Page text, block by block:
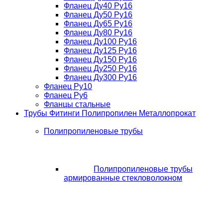
Фланец Ду40 Ру16
Фланец Ду50 Ру16
Фланец Ду65 Ру16
Фланец Ду80 Ру16
Фланец Ду100 Ру16
Фланец Ду125 Ру16
Фланец Ду150 Ру16
Фланец Ду250 Ру16
Фланец Ду300 Ру16
Фланец Ру10
Фланец Ру6
Фланцы стальные
Трубы Фитинги Полипропилен Металлопрокат
Полипропиленовые трубы
Полипропиленовые трубы
армированные стекловолокном